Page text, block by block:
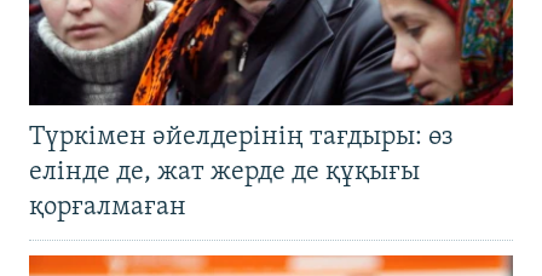
Түркімен әйелдерінің тағдыры: өз
елінде де, жат жерде де құқығы
қорғалмаған